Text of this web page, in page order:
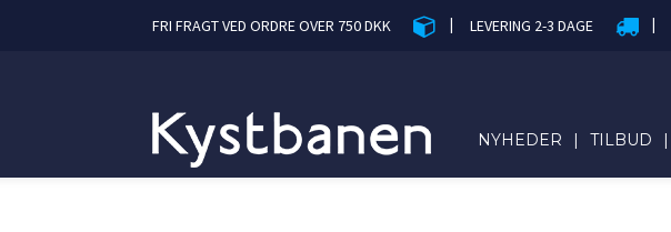
FRI FRAGT VED ORDRE OVER 750 DKK | LEVERING 2-3 DAGE |
NYHEDER | TILBUD |